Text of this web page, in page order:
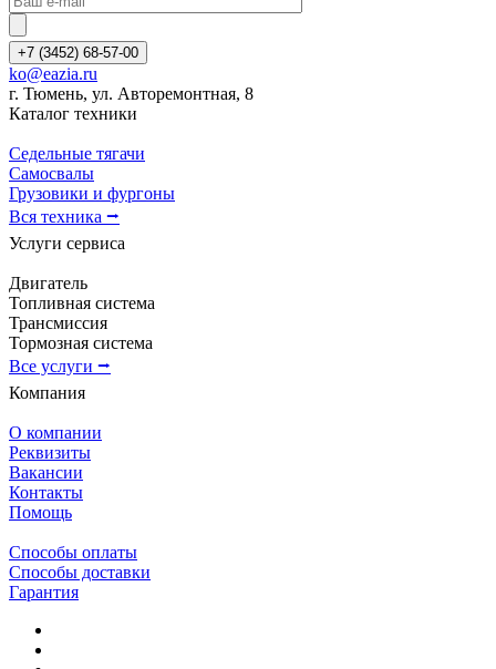
+7 (3452) 68-57-00
ko@eazia.ru
г. Тюмень, ул. Авторемонтная, 8
Каталог техники
Седельные тягачи
Самосвалы
Грузовики и фургоны
Вся техника ⭢
Услуги сервиса
Двигатель
Топливная система
Трансмиссия
Тормозная система
Все услуги ⭢
Компания
О компании
Реквизиты
Вакансии
Контакты
Помощь
Способы оплаты
Способы доставки
Гарантия